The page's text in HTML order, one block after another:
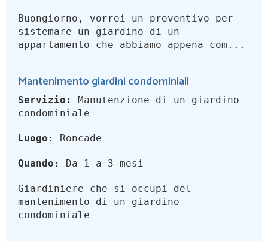
Buongiorno, vorrei un preventivo per
sistemare un giardino di un
appartamento che abbiamo appena com...
Mantenimento giardini condominiali
Servizio:
Manutenzione di un giardino
condominiale
Luogo: Roncade
Quando: Da 1 a 3 mesi
Giardiniere che si occupi del
mantenimento di un giardino
condominiale